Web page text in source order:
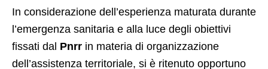
In considerazione dell’esperienza maturata durante
l’emergenza sanitaria e alla luce degli obiettivi
fissati dal Pnrr in materia di organizzazione
dell’assistenza territoriale, si è ritenuto opportuno